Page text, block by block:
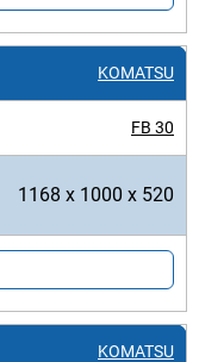
KOMATSU
FB 30
1168 x 1000 x 520
KOMATSU